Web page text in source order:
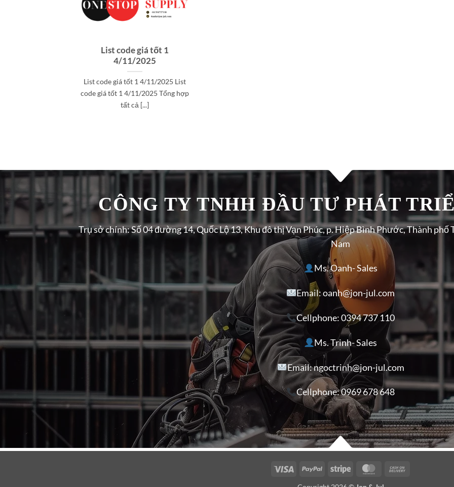
List code giá tốt 1
4/11/2025
List code giá tốt 1 4/11/2025 List
code giá tốt 1 4/11/2025 Tổng hợp
tất cả [...]
CÔNG TY TNHH ĐẦU TƯ PHÁT
Trụ sở chính: Số 04 đường 14, Quốc Lộ 13, Khu đô thị Vạn Phúc, p. Hiệp Bình Phước, Thành
Nam
Ms. Oanh- Sales
Email: oanh@jon-jul.com
Cellphone:0394 737 110
Ms. Trinh- Sales
Email: ngoctrinh@jon-jul.com
Cellphone:0969 678 648
Visa PayPal Stripe MasterCard